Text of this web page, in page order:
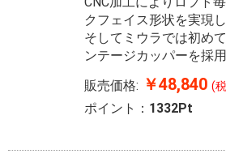
クフェイス形状を実現し
そしてミウラでは初め
ンテージカッパーを採用
販売価格: ￥48,840(
ポイント： 1332Pt